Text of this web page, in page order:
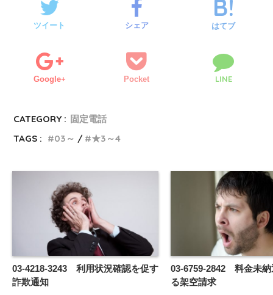
ツイート シェア はてブ
Google+ Pocket LINE
CATEGORY : 固定電話
TAGS :
03～ ★3～4
03-4218-3243 利用状況確認を促す
詐欺通知
03-6759-2842 料金未納
る架空請求